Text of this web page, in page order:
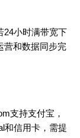
24小时满带宽下
营和数据同步完
支持支付宝，
和信用卡，需提